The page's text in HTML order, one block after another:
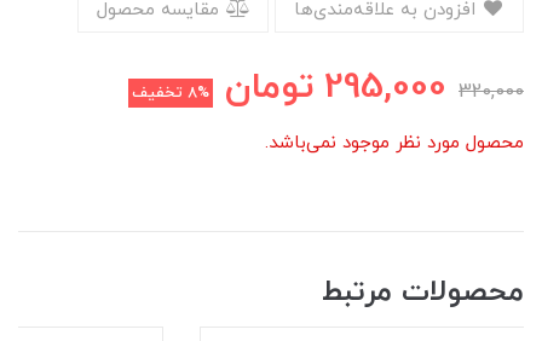
مقایسه محصول
320,000
295,000 تومان 8% تخفیف
محصول مورد نظر موجود نمی‌باشد.
محصولات مرتبط